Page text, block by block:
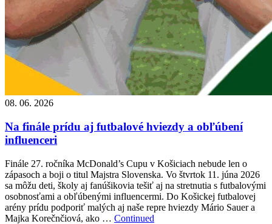
08. 06. 2026
Na finále prídu aj futbalové hviezdy a obľúbení
influenceri
Finále 27. ročníka McDonald’s Cupu v Košiciach nebude len o
zápasoch a boji o titul Majstra Slovenska. Vo štvrtok 11. júna 2026
sa môžu deti, školy aj fanúšikovia tešiť aj na stretnutia s futbalovými
osobnosťami a obľúbenými influencermi. Do Košickej futbalovej
arény prídu podporiť malých aj naše repre hviezdy Mário Sauer a
Majka Korečnčiová, ako … Continued